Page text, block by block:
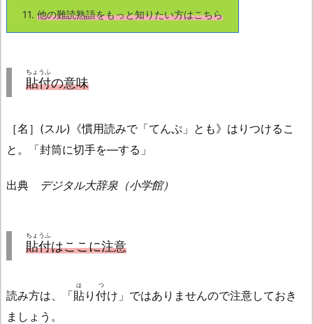
11. 他の難読熟語をもっと知りたい方はこちら
貼付
ちょうふ
の意味
［名］(スル)《慣用読みで「てんぷ」とも》はりつけるこ
と。「封筒に切手を―する」
出典 デジタル大辞泉（小学館）
貼付
ちょうふ
はここに注意
読み方は、「貼
は
り 付
つ
け」ではありませんので注意しておき
ましょう。